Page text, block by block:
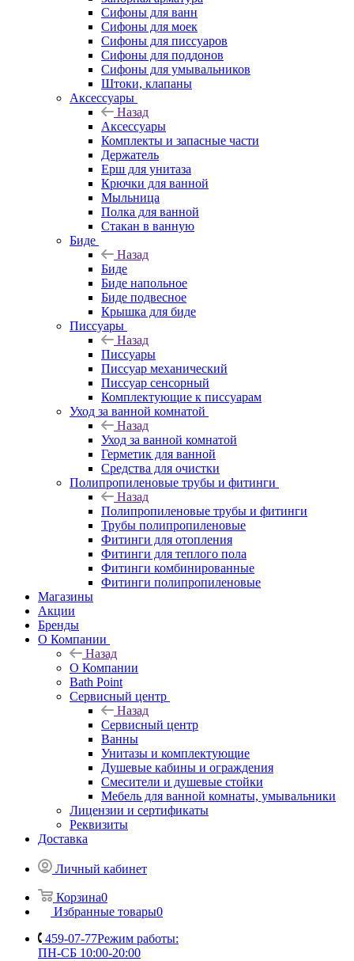
Сифоны для ванн
Сифоны для моек
Сифоны для писсуаров
Сифоны для поддонов
Сифоны для умывальников
Штоки, клапаны
Аксессуары
Назад
Аксессуары
Комплекты и запасные части
Держатель
Ерш для унитаза
Крючки для ванной
Мыльница
Полка для ванной
Стакан в ванную
Биде
Назад
Биде
Биде напольное
Биде подвесное
Крышка для биде
Писсуары
Назад
Писсуары
Писсуар механический
Писсуар сенсорный
Комплектующие к писсуарам
Уход за ванной комнатой
Назад
Уход за ванной комнатой
Герметик для ванной
Средства для очистки
Полипропиленовые трубы и фитинги
Назад
Полипропиленовые трубы и фитинги
Трубы полипропиленовые
Фитинги для отопления
Фитинги для теплого пола
Фитинги комбинированные
Фитинги полипропиленовые
Магазины
Акции
Бренды
О Компании
Назад
О Компании
Bath Point
Сервисный центр
Назад
Сервисный центр
Ванны
Унитазы и комплектующие
Душевые кабины и ограждения
Смесители и душевые стойки
Мебель для ванной комнаты, умывальники
Лицензии и сертификаты
Реквизиты
Доставка
Личный кабинет
Корзина0
Избранные товары0
459-07-77Режим работы:
ПН-СБ 10:00-20:00